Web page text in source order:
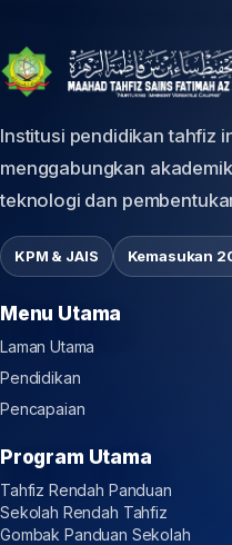
Institusi pendidikan tahfiz
menggabungkan
teknologi dan
KPM & JAIS Kemasukan
Menu Utama
Laman Utama
Pendidikan
Pencapaian
Program Utama
Tahfiz Rendah Panduan
Sekolah Rendah Tahfiz
Gombak Panduan Sekolah